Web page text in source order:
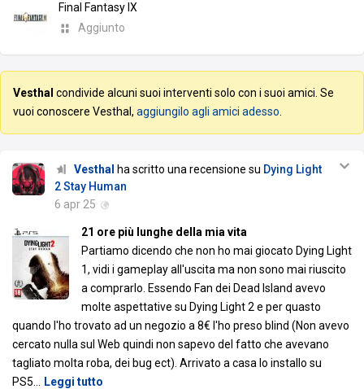
Final Fantasy IX
Aggiunto
Vesthal condivide alcuni suoi interventi solo con i suoi amici. Se
vuoi conoscere Vesthal, aggiungilo agli amici adesso
Vesthal ha scritto una recensione su Dying Light
2 Stay Human
6 apr 25
21 ore più lunghe della mia vita
Partiamo dicendo che non ho mai giocato Dying Light
1, vidi i gameplay all'uscita ma non sono mai riuscito
a comprarlo. Essendo Fan dei Dead Island avevo
molte aspettative su Dying Light 2 e per quasto
quando l'ho trovato ad un negozio a 8€ l'ho preso blind (Non avevo
cercato nulla sul Web quindi non sapevo del fatto che avevano
tagliato molta roba, dei bug ect). Arrivato a casa lo installo su
PS5
Leggi tutto